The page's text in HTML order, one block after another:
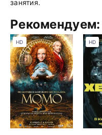
занятия.
Рекомендуем:
HD HD